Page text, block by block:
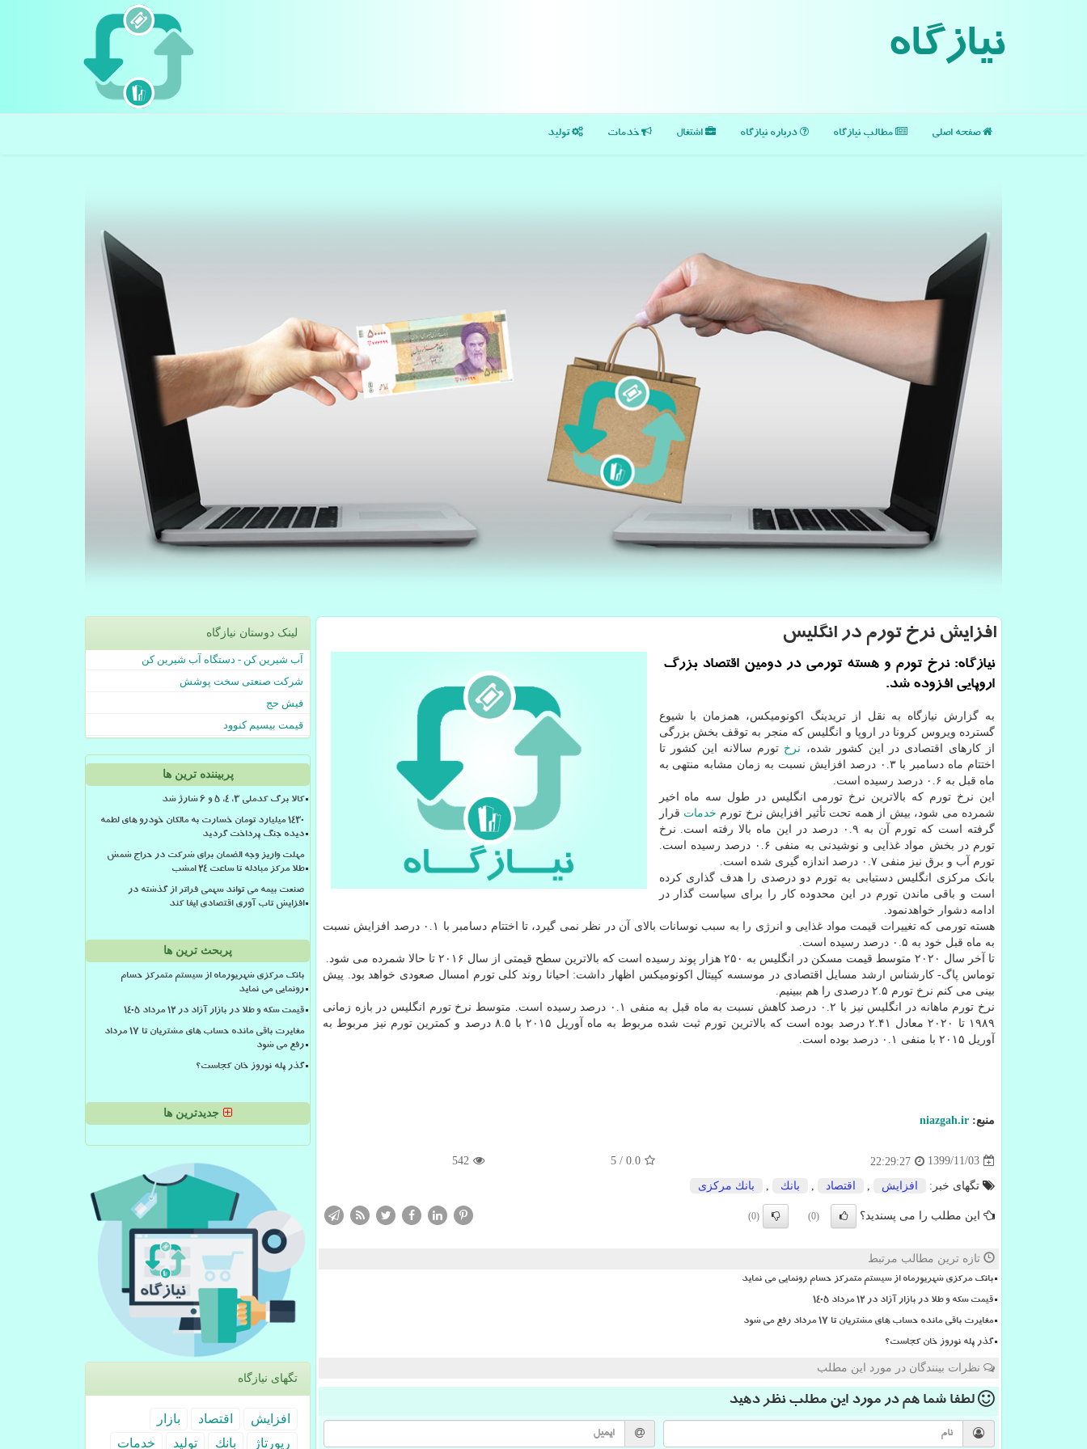
نیازگاه
صفحه اصلی مطالب نیازگاه درباره نیازگاه اشتغال خدمات تولید
افزایش نرخ تورم در انگلیس
نیازگاه: نرخ تورم و هسته تورمی در دومین اقتصاد بزرگ
اروپایی افزوده شد.
به گزارش نیازگاه به نقل از تریدینگ اکونومیکس، همزمان با شیوع
گسترده ویروس کرونا در اروپا و انگلیس که منجر به توقف بخش بزرگی
از کارهای اقتصادی در این کشور شده، نرخ تورم سالانه این کشور تا
اختتام ماه دسامبر با ۰.۳ درصد افزایش نسبت به زمان مشابه منتهی به
ماه قبل به ۰.۶ درصد رسیده است.
این نرخ تورم که بالاترین نرخ تورمی انگلیس در طول سه ماه اخیر
شمرده می شود، بیش از همه تحت تأثیر افزایش نرخ تورم خدمات قرار
گرفته است که تورم آن به ۰.۹ درصد در این ماه بالا رفته است. نرخ
تورم در بخش مواد غذایی و نوشیدنی به منفی ۰.۶ درصد رسیده است.
تورم آب و برق نیز منفی ۰.۷ درصد اندازه گیری شده است.
بانک مرکزی انگلیس دستیابی به تورم دو درصدی را هدف گذاری کرده
است و باقی ماندن تورم در این محدوده کار را برای سیاست گذار در
ادامه دشوار خواهدنمود.
هسته تورمی که تغییرات قیمت مواد غذایی و انرژی را به سبب نوسانات بالای آن در نظر نمی گیرد، تا اختتام دسامبر با ۰.۱ درصد افزایش نسبت
به ماه قبل خود به ۰.۵ درصد رسیده است.
تا آخر سال ۲۰۲۰ متوسط قیمت مسکن در انگلیس به ۲۵۰ هزار پوند رسیده است که بالاترین سطح قیمتی از سال ۲۰۱۶ تا حالا شمرده می شود.
توماس پاگ- کارشناس ارشد مسایل اقتصادی در موسسه کپیتال اکونومیکس اظهار داشت: احیانا روند کلی تورم امسال صعودی خواهد بود. پیش
بینی می کنم نرخ تورم ۲.۵ درصدی را هم ببینیم.
نرخ تورم ماهانه در انگلیس نیز با ۰.۲ درصد کاهش نسبت به ماه قبل به منفی ۰.۱ درصد رسیده است. متوسط نرخ تورم انگلیس در بازه زمانی
۱۹۸۹ تا ۲۰۲۰ معادل ۲.۴۱ درصد بوده است که بالاترین تورم ثبت شده مربوط به ماه آوریل ۲۰۱۵ با ۸.۵ درصد و کمترین تورم نیز مربوط به
آوریل ۲۰۱۵ با منفی ۰.۱ درصد بوده است.
منبع: niazgah.ir
1399/11/03
22:29:27
0.0
/
5
542
تگهای خبر: افزایش اقتصاد بانك بانك مركزی
این مطلب را می پسندید؟ (0)
(0)
تازه ترین مطالب مرتبط
بانک مرکزی شهریورماه از سیستم متمرکز حسام رونمایی می نماید
قیمت سکه و طلا در بازار آزاد در ۱۲ مرداد ۱۴۰۵
مغایرت باقی مانده حساب های مشتریان تا 17 مرداد رفع می شود
گذر پله نوروز خان کجاست؟
نظرات بینندگان در مورد این مطلب
لطفا شما همدر مورد این مطلب نظر دهید
لینک دوستان نیازگاه
آب شیرین کن - دستگاه آب شیرین کن
شرکت صنعتی سخت پوشش
فیش حج
قیمت بیسیم کنوود
پربیننده ترین ها
کالا برگ کدملی 3، 4، 5 و 6 شارژ شد
۱۴۳۰ میلیارد تومان خسارت به مالکان خودرو های لطمه
دیده جنگ پرداخت گردید
مهلت واریز وجه الضمان برای شرکت در حراج شمش
طلا مرکز مبادله تا ساعت ۲۴ امشب
صنعت بیمه می تواند سهمی فراتر از گذشته در
افزایش تاب آوری اقتصادی ایفا کند
پربحث ترین ها
بانک مرکزی شهریورماه از سیستم متمرکز حسام
رونمایی می نماید
قیمت سکه و طلا در بازار آزاد در ۱۲ مرداد ۱۴۰۵
مغایرت باقی مانده حساب های مشتریان تا 17 مرداد
رفع می شود
گذر پله نوروز خان کجاست؟
جدیدترین ها
تگهای نیازگاه
افزایش اقتصاد
بازار
رپورتاژ
بانك تولید خدمات